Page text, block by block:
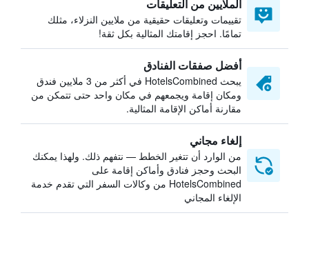
الملايين من التعليقات
تقييمات وتعليقات حقيقية من ملايين النزلاء، مثلك
تمامًا. احجز إقامتك المثالية بكل ثقة!
أفضل صفقات الفنادق
يبحث HotelsCombined في أكثر من 3 ملايين فندق
ومكان إقامة ويجمعهم في مكان واحد حتى تتمكن من
مقارنة أماكن الإقامة المثالية.
إلغاء مجاني
من الوارد أن تتغير الخطط — نتفهم ذلك. ولهذا يمكنك
البحث وحجز فنادق وأماكن إقامة على
HotelsCombined من وكالات السفر التي تقدم خدمة
الإلغاء المجاني